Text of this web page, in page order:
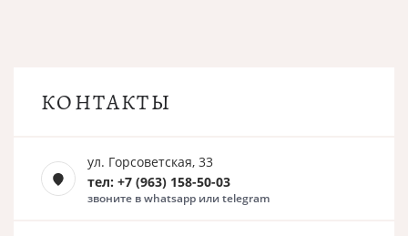
КОНТАКТЫ
ул. Горсоветская, 33
тел: +7 (963) 158-50-03
звоните в whatsapp или telegram